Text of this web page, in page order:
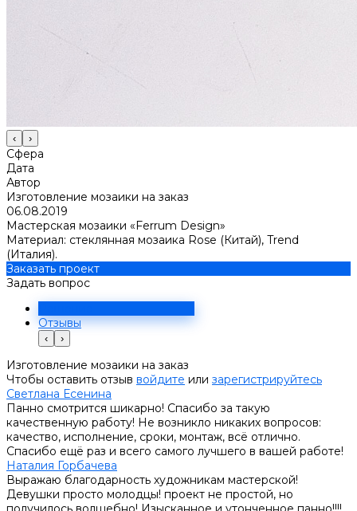
‹ ›
Сфера
Дата
Автор
Изготовление мозаики на заказ
06.08.2019
Мастерская мозаики «Ferrum Design»
Материал: стеклянная мозаика Rose (Китай), Trend
(Италия).
Заказать проект
Задать вопрос
Отзывы
‹ ›
Изготовление мозаики на заказ
Чтобы оставить отзыв войдите или зарегистрируйтесь
Светлана Есенина
Панно смотрится шикарно! Спасибо за такую
качественную работу! Не возникло никаких вопросов:
качество, исполнение, сроки, монтаж, всё отлично.
Спасибо ещё раз и всего самого лучшего в вашей работе!
Наталия Горбачева
Выражаю благодарность художникам мастерской!
Девушки просто молодцы! проект не простой, но